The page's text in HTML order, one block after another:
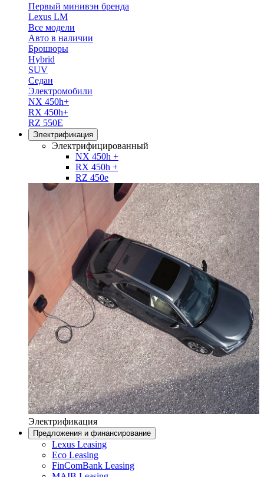
Первый минивэн бренда
Lexus LM
Все модели
Авто в наличии
Брошюры
Hybrid
SUV
Седан
Электромобили
NX 450h+
RX 450h+
RZ 550E
Электрификация
Электрифицированный
NX 450h +
RX 450h +
RZ 450e
Электрификация
Предложения и финансирование
Lexus Leasing
Eco Leasing
FinComBank Leasing